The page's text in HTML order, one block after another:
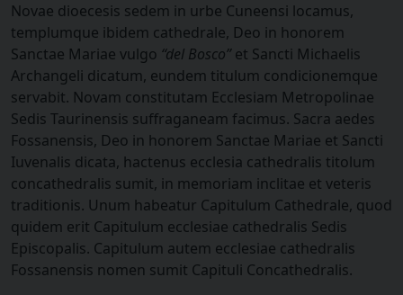
Novae dioecesis sedem in urbe Cuneensi locamus,
templumque ibidem cathedrale, Deo in honorem
Sanctae Mariae vulgo “del Bosco”et Sancti Michaelis
Archangeli dicatum, eundem titulum condicionemque
servabit. Novam constitutam Ecclesiam Metropolinae
Sedis Taurinensis suffraganeam facimus. Sacra aedes
Fossanensis, Deo in honorem Sanctae Mariae et Sancti
Iuvenalis dicata, hactenus ecclesia cathedralis titolum
concathedralis sumit, in memoriam inclitae et veteris
traditionis. Unum habeatur Capitulum Cathedrale, quod
quidem erit Capitulum ecclesiae cathedralis Sedis
Episcopalis. Capitulum autem ecclesiae cathedralis
Fossanensis nomen sumit Capituli Concathedralis.